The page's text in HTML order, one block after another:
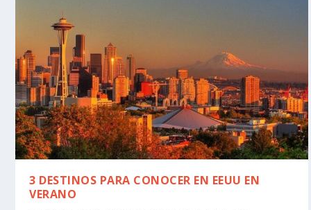
3 DESTINOS PARA CONOCER EN EEUU EN
VERANO